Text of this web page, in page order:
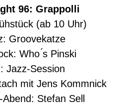
96: Grappolli
(ab 10 Uhr)
Who ́s Pinski
Session
mit Jens Kommnick
Stefan Sell